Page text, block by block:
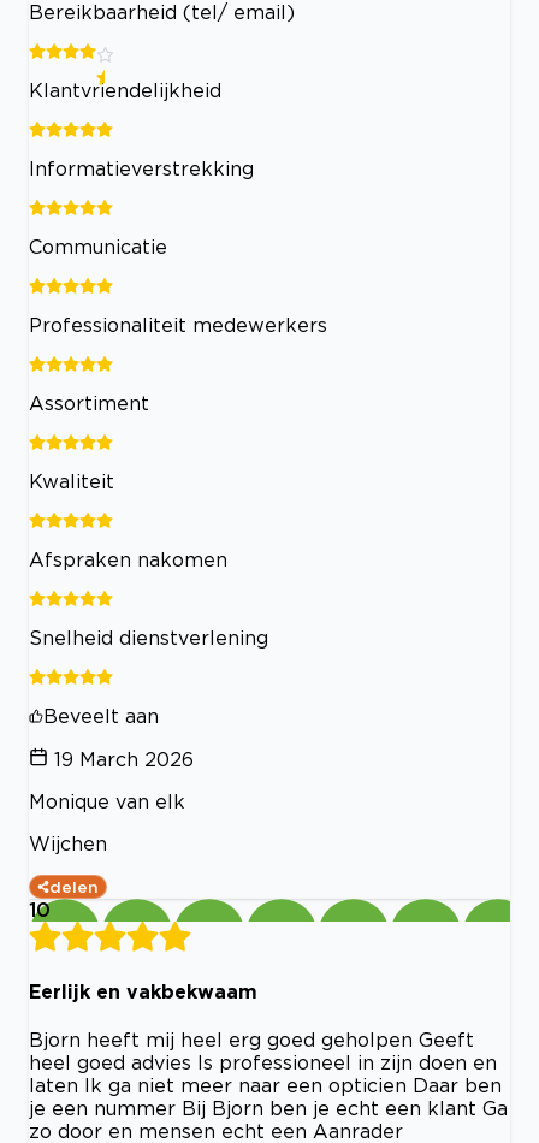
Bereikbaarheid (tel/ email)
Klantvriendelijkheid
Informatieverstrekking
Communicatie
Professionaliteit medewerkers
Assortiment
Kwaliteit
Afspraken nakomen
Snelheid dienstverlening
Beveelt aan
19 March 2026
Monique van elk
Wijchen
delen
10
Eerlijk en vakbekwaam
Bjorn heeft mij heel erg goed geholpen Geeft
heel goed advies Is professioneel in zijn doen en
laten Ik ga niet meer naar een opticien Daar ben
je een nummer Bij Bjorn ben je echt een klant Ga
zo door en mensen echt een Aanrader